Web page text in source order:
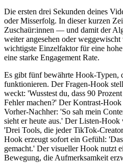
Die ersten drei Sekunden deines
oder Misserfolg. In dieser kurzen
Zuschaür:innen — und damit der
weiter angesehen oder
wichtigste Einzelfaktor für eine
eine starke Engagement Rate.
Es gibt fünf bewährte Hook-Typen,
funktionieren. Der Fragen-Hook
weckt: 'Wusstest du, dass 90
Fehler machen?' Der Kontrast-Hook
Vorher-Nachher: 'So sah mein
sieht er heute aus.' Der Listen-
'Drei Tools, die jeder TikTok-
Hook erzeugt sofort ein Gefühl:
gemacht.' Der visueller Hook nutzt
Bewegung, die Aufmerksamkeit